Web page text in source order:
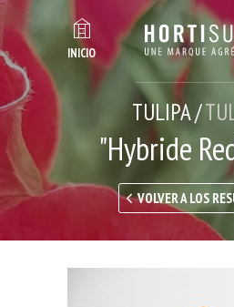
INICIO
TULIPA /
"Hybride
VOLVER A LOS